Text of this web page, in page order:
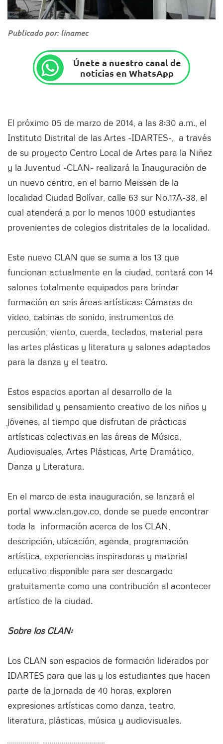
Publicado por: linamec
Únete a nuestro canal de
noticias en WhatsApp
El próximo 05 de marzo de 2014, a las 8:30 a.m., el
Instituto Distrital de las Artes -IDARTES-, a través
de su proyecto Centro Local de Artes para la Niñez
y la Juventud -CLAN- realizará la Inauguración de
un nuevo centro, en el barrio Meissen de la
localidad Ciudad Bolívar, calle 63 sur No.17A-38, el
cual atenderá a por lo menos 1000 estudiantes
provenientes de colegios distritales de la localidad.
Este nuevo CLAN que se suma a los 13 que
funcionan actualmente en la ciudad, contará con 14
salones totalmente equipados para brindar
formación en seis áreas artísticas: Cámaras de
video, cabinas de sonido, instrumentos de
percusión, viento, cuerda, teclados, material para
las artes plásticas y literatura y salones adaptados
para la danza y el teatro.
Estos espacios aportan al desarrollo de la
sensibilidad y pensamiento creativo de los niños y
jóvenes, al tiempo que disfrutan de prácticas
artísticas colectivas en las áreas de Música,
Audiovisuales, Artes Plásticas, Arte Dramático,
Danza y Literatura.
En el marco de esta inauguración, se lanzará el
portal www.clan.gov.co, donde se puede encontrar
toda la información acerca de los CLAN,
descripción, ubicación, agenda, programación
artística, experiencias inspiradoras y material
educativo disponible para ser descargado
gratuitamente como una contribución al acontecer
artístico de la ciudad.
Sobre los CLAN:
Los CLAN son espacios de formación liderados por
IDARTES para que las y los estudiantes que hacen
parte de la jornada de 40 horas, exploren
expresiones artísticas como danza, teatro,
literatura, plásticas, música y audiovisuales.